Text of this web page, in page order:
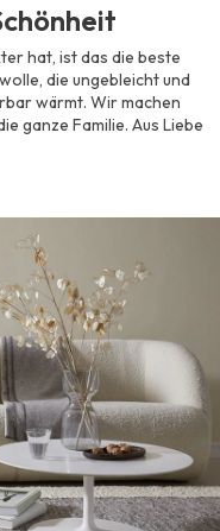
hat, ist das die beste
die ungebleicht und
wärmt. Wir machen
ganze Familie. Aus Liebe